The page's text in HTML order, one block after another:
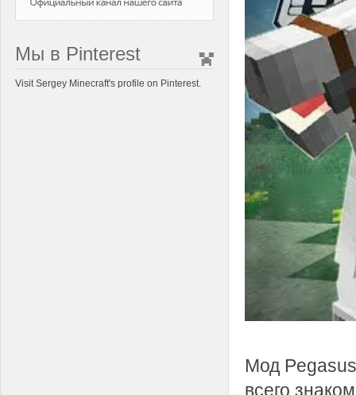
Мы в Pinterest
Visit Sergey Minecraft's profile on Pinterest.
Мод
всего